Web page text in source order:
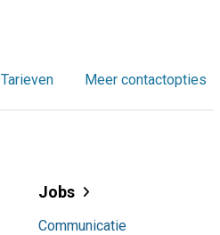
Tarieven Meer contactopties
Jobs
Communicatie